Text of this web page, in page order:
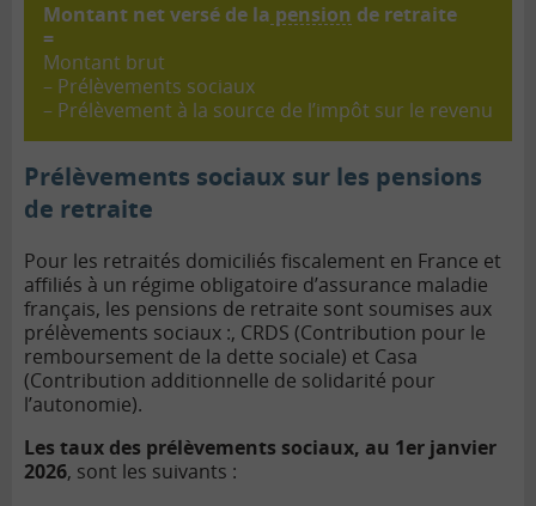
Montant net versé de la pension de retraite
=
Montant brut
– Prélèvements sociaux
– Prélèvement à la source de l’impôt sur le revenu
Prélèvements sociaux sur les pensions
de retraite
Pour les retraités domiciliés fiscalement en France et
affiliés à un régime obligatoire d’assurance maladie
français, les pensions de retraite sont soumises aux
prélèvements sociaux :, CRDS (Contribution pour le
remboursement de la dette sociale) et Casa
(Contribution additionnelle de solidarité pour
l’autonomie).
Les taux des prélèvements sociaux, au 1er janvier
2026, sont les suivants :